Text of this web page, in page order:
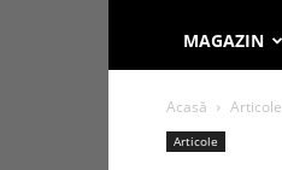
MAGAZIN
Acasă Articole
Articole